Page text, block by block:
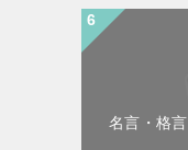
名言・格言